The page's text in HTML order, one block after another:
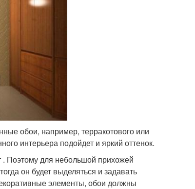
обои, например, терракотового или
интерьера подойдет и яркий оттенок.
Поэтому для небольшой прихожей
он будет выделяться и задавать
элементы, обои должны